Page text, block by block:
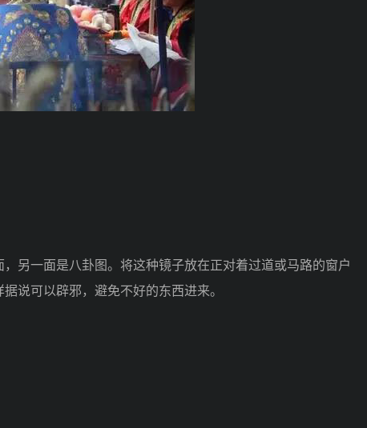
一面是八卦图。将这种镜子放在正对着过道或马路的窗户
说可以辟邪，避免不好的东西进来。